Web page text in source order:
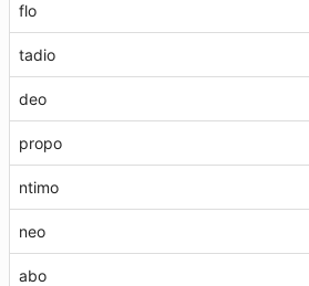
flo
tadio
deo
propo
ntimo
neo
abo